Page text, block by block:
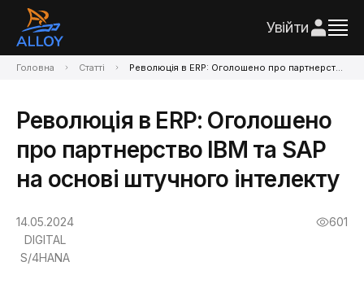
Увійти
Головна Статті Революція в ERP: Оголошено про партнерство IBM та SAP на основі штучного інтелекту
Революція в ERP: Оголошено
про партнерство IBM та SAP
на основі штучного інтелекту
14.05.2024
DIGITAL
S/4HANA
601